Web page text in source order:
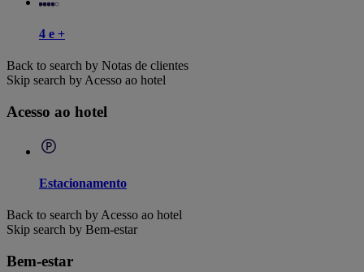
4 e +
Back to search by Notas de clientes
Skip search by Acesso ao hotel
Acesso ao hotel
Estacionamento
Back to search by Acesso ao hotel
Skip search by Bem-estar
Bem-estar